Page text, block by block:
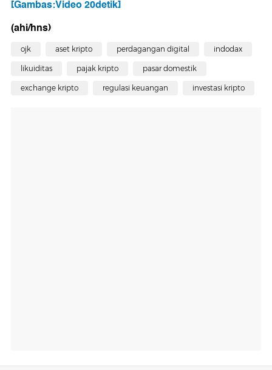
[Gambas:Video 20detik]
(ahi/hns)
ojk aset kripto perdagangan digital indodax
likuiditas pajak kripto pasar domestik
exchange kripto regulasi keuangan investasi kripto